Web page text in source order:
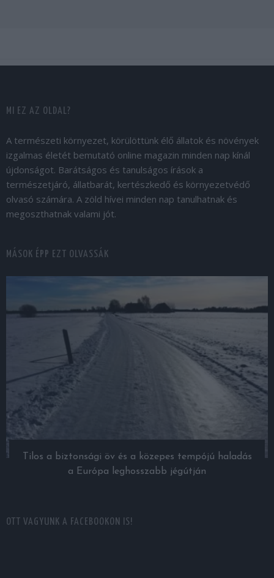
MI EZ AZ OLDAL?
A természeti környezet, körülöttünk élő állatok és növények
izgalmas életét bemutató online magazin minden nap kínál
újdonságot. Barátságos és tanulságos írások a
természetjáró, állatbarát, kertészkedő és környezetvédő
olvasó számára. A zöld hívei minden nap tanulhatnak és
megoszthatnak valami jót.
MÁSOK ÉPP EZT OLVASSÁK
Tilos a biztonsági öv és a közepes tempójú haladás
a Európa leghosszabb jégútján
OTT VAGYUNK A FACEBOOKON IS!